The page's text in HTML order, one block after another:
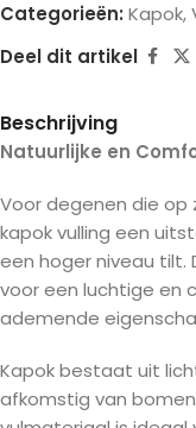
Categorieën: Kapok,
Deel dit artikel
Beschrijving
Natuurlijke en
Voor degenen die op
kapok vulling een
een hoger niveau
voor een luchtige en
ademende
Kapok bestaat uit
afkomstig van